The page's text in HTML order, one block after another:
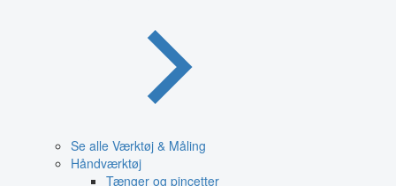
Se alle Værktøj & Måling
Håndværktøj
Tænger og pincetter